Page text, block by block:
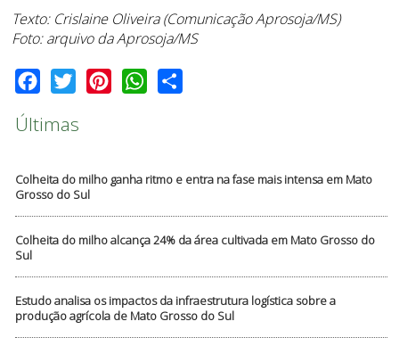
Últimas
Colheita do milho ganha ritmo e entra na fase mais intensa em Mato
Grosso do Sul
Colheita do milho alcança 24% da área cultivada em Mato Grosso do
Sul
Estudo analisa os impactos da infraestrutura logística sobre a
produção agrícola de Mato Grosso do Sul
Texto: Crislaine Oliveira (Comunicação Aprosoja/MS)
Foto: arquivo da Aprosoja/MS
Facebook
Twitter PinterestWhatsApp